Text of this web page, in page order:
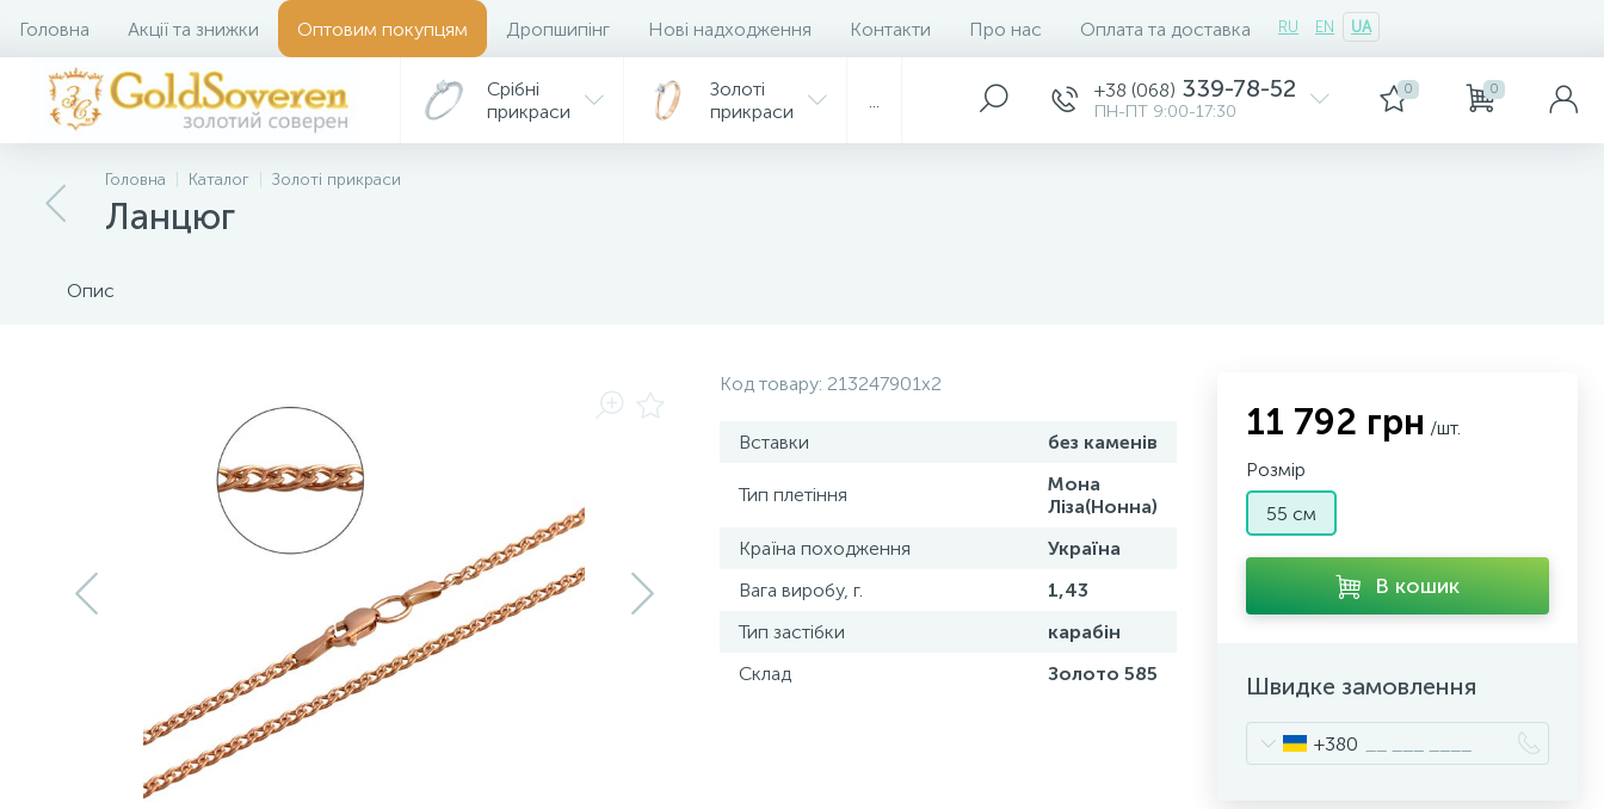
Головна Акції та знижки Оптовим покупцям Дропшипінг Нові надходження Контакти Про нас Оплата та доставка RU EN UA
Срібні
прикраси
Золоті
прикраси
+38 (068) 339-78-52
ПН-ПТ 9:00-17:30
0 0
Головна Каталог Золоті прикраси
Ланцюг
Опис
Код товару: 213247901x2
Вставки без каменів
Тип плетіння
Мона
Ліза(Нонна)
Країна походження
Україна
Вага виробу, г.
1,43
Тип застібки
карабін
Склад
Золото 585
11 792 грн /шт.
Розмір
55 см
В кошик
Швидке замовлення
+380